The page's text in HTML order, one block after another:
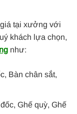
tại xưởng với
khách lựa chọn,
như:
Bàn chân sắt,
Ghế quỳ, Ghế